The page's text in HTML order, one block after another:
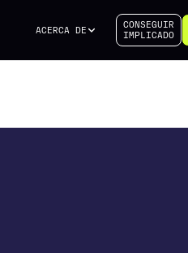
ACERCA DE
CONSEGUIR
IMPLICADO